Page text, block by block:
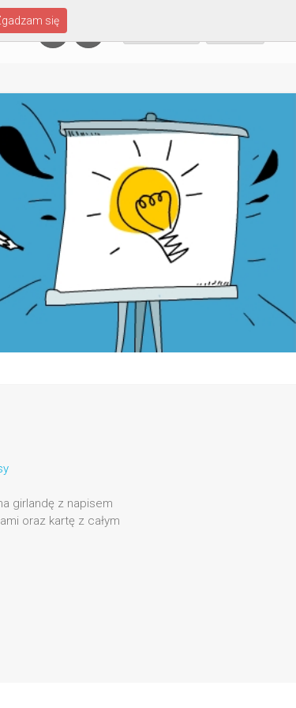
girlandę z napisem
oraz kartę z całym
się